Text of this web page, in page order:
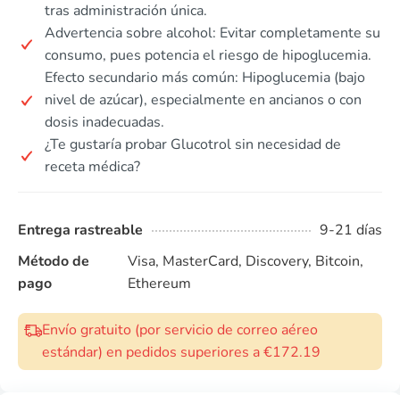
tras administración única.
Advertencia sobre alcohol: Evitar completamente su
consumo, pues potencia el riesgo de hipoglucemia.
Efecto secundario más común: Hipoglucemia (bajo
nivel de azúcar), especialmente en ancianos o con
dosis inadecuadas.
¿Te gustaría probar Glucotrol sin necesidad de
receta médica?
Entrega rastreable
9-21 días
Método de
pago
Visa, MasterCard, Discovery, Bitcoin,
Ethereum
Envío gratuito (por servicio de correo aéreo
estándar) en pedidos superiores a €172.19